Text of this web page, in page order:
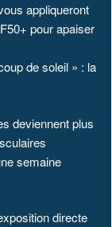
appliqueront
pour apaiser
de soleil » : la
deviennent plus
semaine
directe